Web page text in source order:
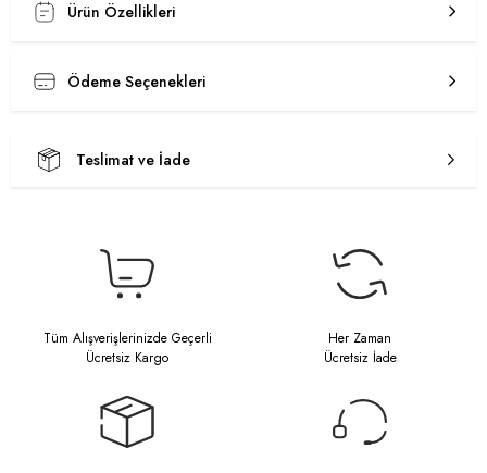
Ürün Özellikleri
Ödeme Seçenekleri
Teslimat ve İade
Tüm Alışverişlerinizde Geçerli
Ücretsiz Kargo
Her Zaman
Ücretsiz İade